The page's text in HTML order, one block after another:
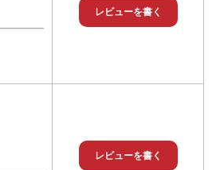
レビューを書く
レビューを書く